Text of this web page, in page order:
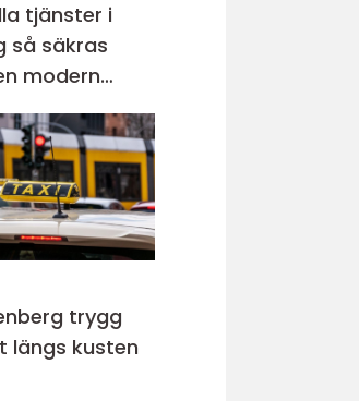
tjänster i
modern
trygg
längs kusten